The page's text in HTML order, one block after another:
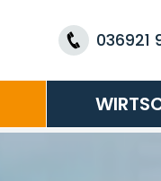
036921